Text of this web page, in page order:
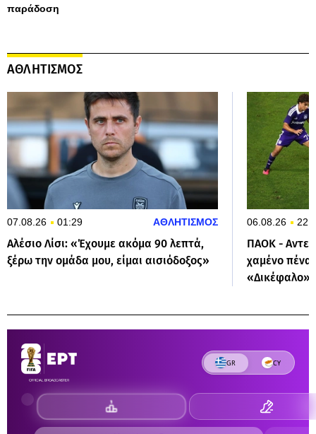
παράδοση
ΑΘΛΗΤΙΣΜΟΣ
07.08.26 01:29 ΑΘΛΗΤΙΣΜΟΣ
Αλέσιο Λίσι: «Έχουμε ακόμα 90 λεπτά,
ξέρω την ομάδα μου, είμαι αισιόδοξος»
06.08.26
ΠΑΟΚ -
χαμένο
«Δικέφαλο»